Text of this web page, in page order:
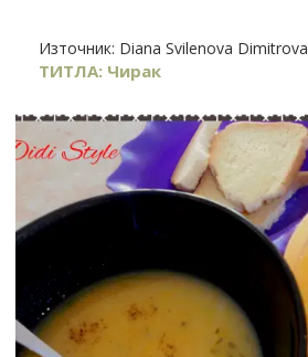
Източник: Diana Svilenova Dimitrova
ТИТЛА: Чирак